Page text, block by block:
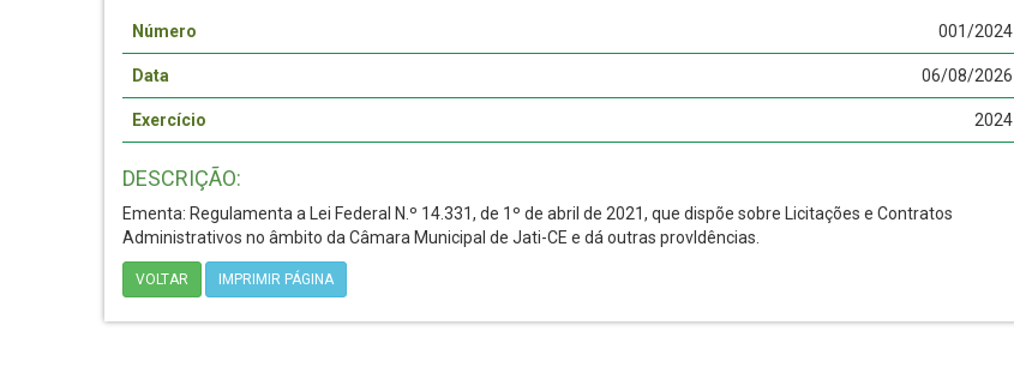
Número 001/2024
Data 06/08/2026
Exercício 2024
DESCRIÇÃO:
Ementa: Regulamenta a Lei Federal N.º 14.331, de 1º de abril de 2021, que dispõe sobre Licitações e Contratos
Administrativos no âmbito da Câmara Municipal de Jati-CE e dá outras provldências.
VOLTAR IMPRIMIR PÁGINA